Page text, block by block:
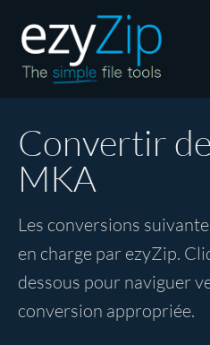
Décompresser
Convertir
Autres outils
Convertir
MKA
Les conversions
en charge par ezyZip.
dessous pour naviguer
conversion appropriée.